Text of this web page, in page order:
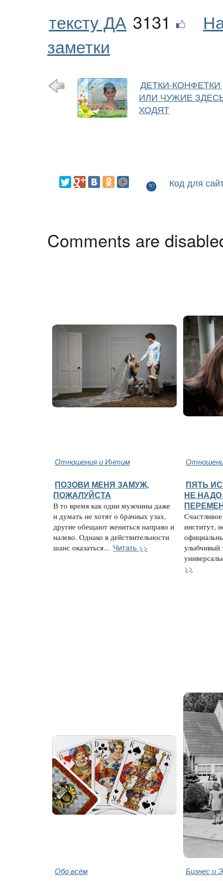
тексту ДА 3131
заметки
ДЕТКИ-КОНФЕТКИ
ИЛИ ЧУЖИЕ
ХОДЯТ
Код для
Comments are
Отношения и Интим
ПОЗОВИ МЕНЯ ЗАМУЖ,
ПОЖАЛУЙСТА
В то время как одни мужчины даже
и думать не хотят о брачных узах,
другие обещают жениться направо и
налево. Однако в действительности
шанс оказаться... Читать >>
ПЯТЬ
НЕ
институт,
улыбчивый
>>
Обо всём Бизнес и